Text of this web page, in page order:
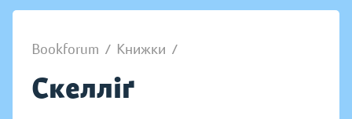
Bookforum / Книжки /
Скелліґ